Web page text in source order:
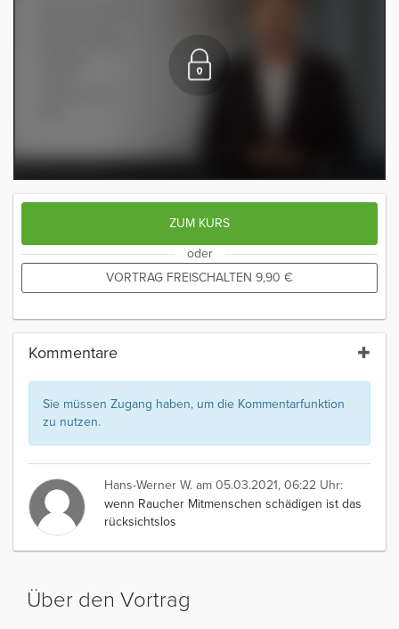
ZUM KURS
oder
VORTRAG FREISCHALTEN 9,90 €
Kommentare
Sie müssen Zugang haben, um die Kommentarfunktion
zu nutzen.
Hans-Werner W. am 05.03.2021, 06:22 Uhr:
wenn Raucher Mitmenschen schädigen ist das
rücksichtslos
Über den Vortrag